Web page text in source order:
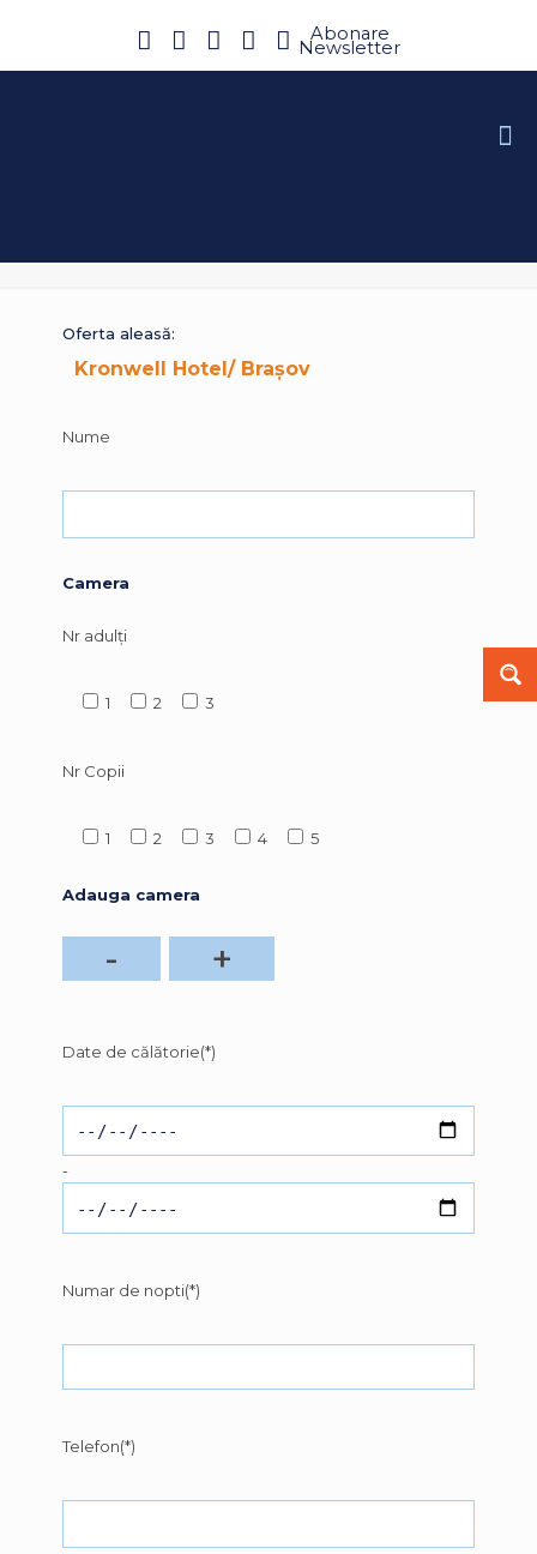
Abonare
Newsletter
Oferta aleasă:
Nume
Camera
Nr adulți
1 2 3
Nr Copii
1 2 3 4 5
Adauga camera
- +
Date de călătorie(*)
-
Numar de nopti(*)
Telefon(*)